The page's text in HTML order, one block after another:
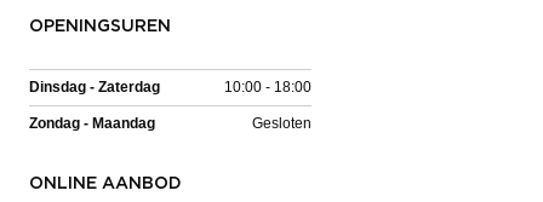
OPENINGSUREN
Dinsdag - Zaterdag 10:00 - 18:00
Zondag - Maandag Gesloten
ONLINE AANBOD